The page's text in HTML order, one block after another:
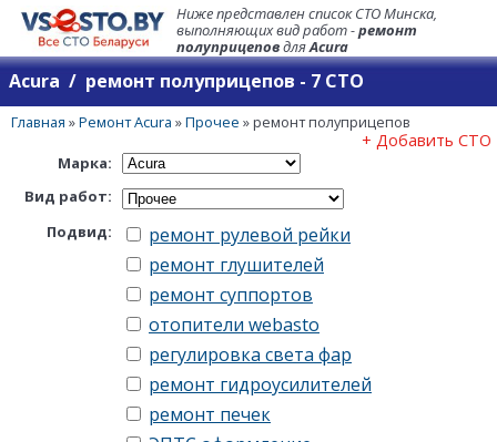
Ниже представлен список СТО Минска,
выполняющих вид работ -ремонт
полуприцеповдляAcura
Acura / ремонт полуприцепов - 7 СТО
Главная »Ремонт Acura »Прочее »ремонт полуприцепов
+ Добавить СТО
Марка:
Вид работ:
Подвид:
ремонт рулевой рейки
ремонт глушителей
ремонт суппортов
отопители webasto
регулировка света фар
ремонт гидроусилителей
ремонт печек